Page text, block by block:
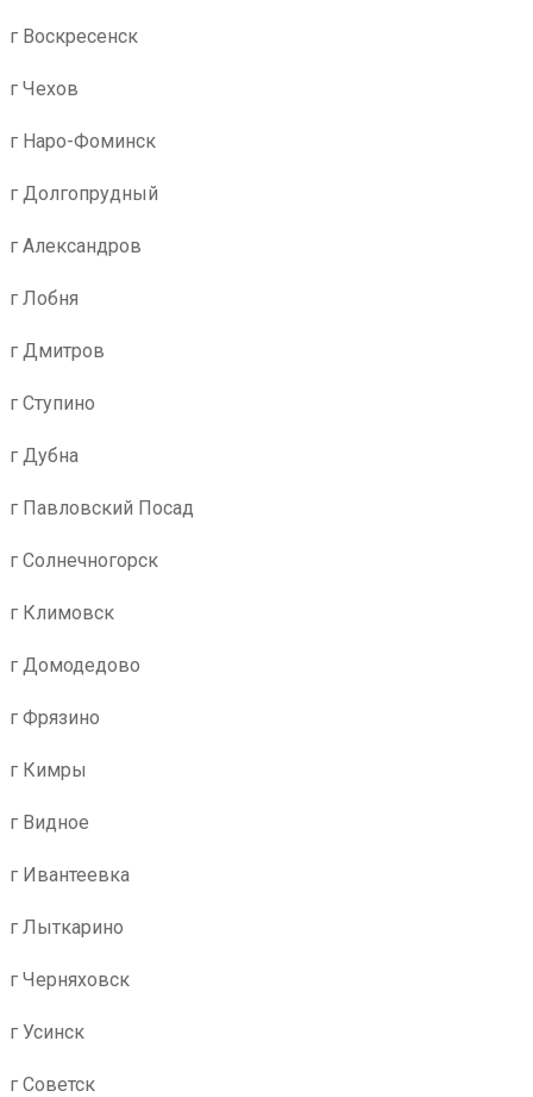
г Воскресенск
г Чехов
г Наро-Фоминск
г Долгопрудный
г Александров
г Лобня
г Дмитров
г Ступино
г Дубна
г Павловский Посад
г Солнечногорск
г Климовск
г Домодедово
г Фрязино
г Кимры
г Видное
г Ивантеевка
г Лыткарино
г Черняховск
г Усинск
г Советск